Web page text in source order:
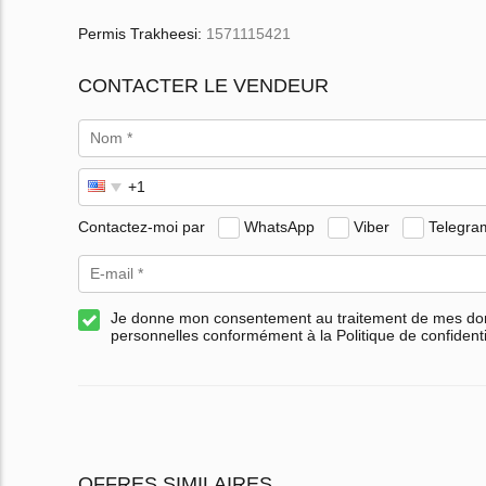
Permis Trakheesi: 1571115421
CONTACTER LE VENDEUR
Contactez-moi par WhatsApp Viber
Je donne mon consentement au traitement de mes
personnelles conformément à la Politique de